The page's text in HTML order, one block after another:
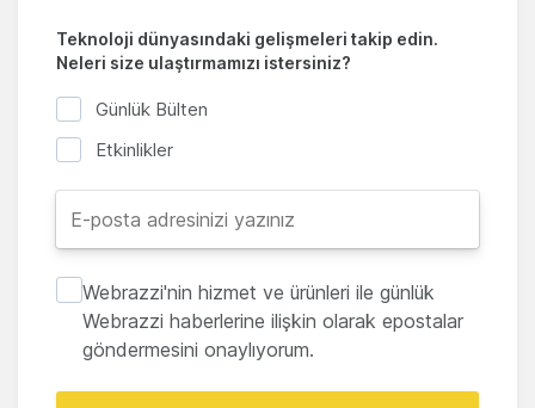
Teknoloji dünyasındaki gelişmeleri takip edin.
Neleri size ulaştırmamızı istersiniz?
Günlük Bülten
Etkinlikler
Webrazzi'nin hizmet ve ürünleri ile günlük
Webrazzi haberlerine ilişkin olarak epostalar
göndermesini onaylıyorum.